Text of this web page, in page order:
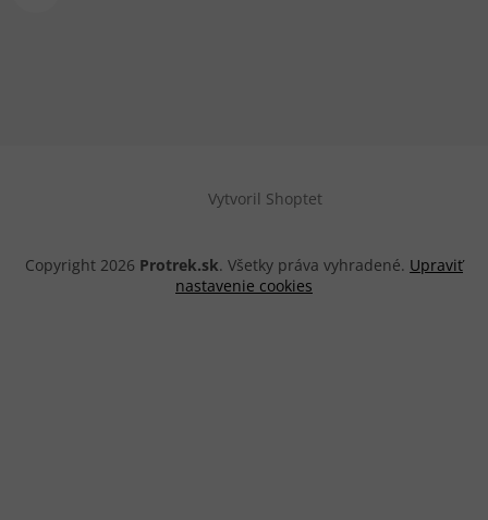
Vytvoril Shoptet
Copyright 2026 Protrek.sk. Všetky práva vyhradené. Upraviť
nastavenie cookies